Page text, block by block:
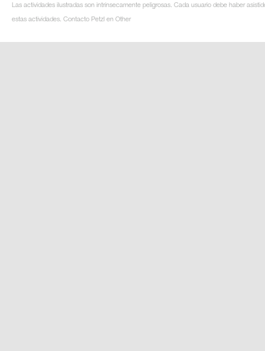
Las actividades ilustradas son intrínsecamente peligrosas. Cada usuario debe haber
estas actividades. Contacto Petzl en Other